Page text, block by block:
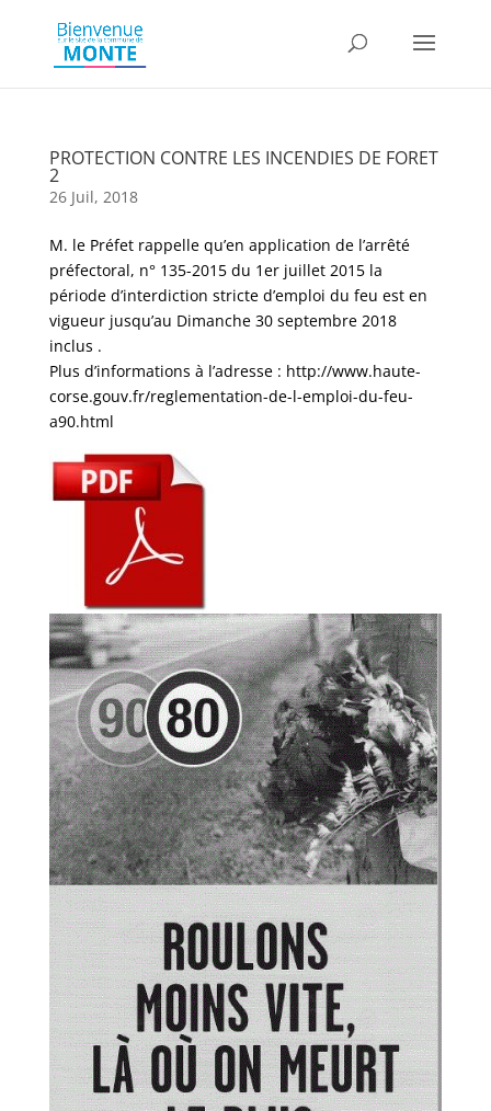
PROTECTION CONTRE LES INCENDIES DE FORET
2
26 Juil, 2018
M. le Préfet rappelle qu’en application de l’arrêté
préfectoral, n° 135-2015 du 1er juillet 2015 la
période d’interdiction stricte d’emploi du feu est en
vigueur jusqu’au Dimanche 30 septembre 2018
inclus .
Plus d’informations à l’adresse : http://www.haute-
corse.gouv.fr/reglementation-de-l-emploi-du-feu-
a90.html